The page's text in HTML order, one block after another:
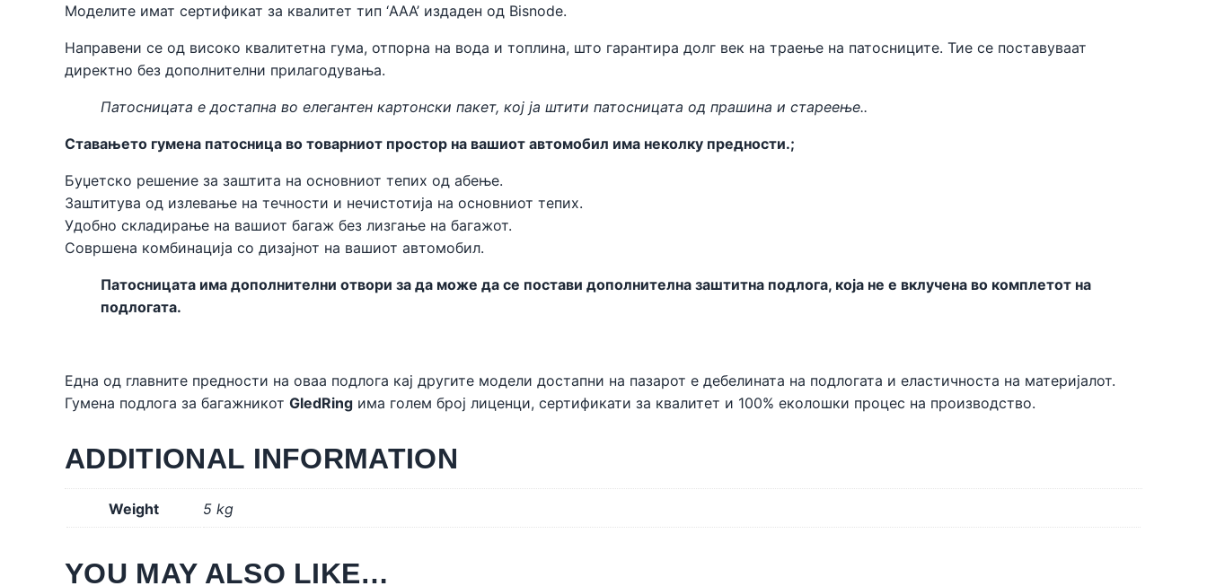
Моделите имат сертификат за квалитет тип ‘AAA’ издаден од Bisnode.
Направени се од високо квалитетна гума, отпорна на вода и топлина, што гарантира долг век на траење на патосниците. Тие се поставуваат
директно без дополнителни прилагодувања.
Патосницата е достапна во елегантен картонски пакет, кој ја штити патосницата од прашина и стареење..
Ставањето гумена патосница во товарниот простор на вашиот автомобил има неколку предности.;
Буџетско решение за заштита на основниот тепих од абење.
Заштитува од излевање на течности и нечистотија на основниот тепих.
Удобно складирање на вашиот багаж без лизгање на багажот.
Совршена комбинација со дизајнот на вашиот автомобил.
Патосницата има дополнителни отвори за да може да се постави дополнителна заштитна подлога, која не е вклучена во комплетот на
подлогата.
Една од главните предности на оваа подлога кај другите модели достапни на пазарот е дебелината на подлогата и еластичноста на материјалот.
Гумена подлога за багажникот GledRing има голем број лиценци, сертификати за квалитет и 100% еколошки процес на производство.
ADDITIONAL INFORMATION
Weight 5 kg
YOU MAY ALSO LIKE…